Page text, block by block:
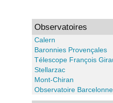
Observatoires
Calern
Baronnies Provençales
Télescope François
Stellarzac
Mont-Chiran
Observatoire